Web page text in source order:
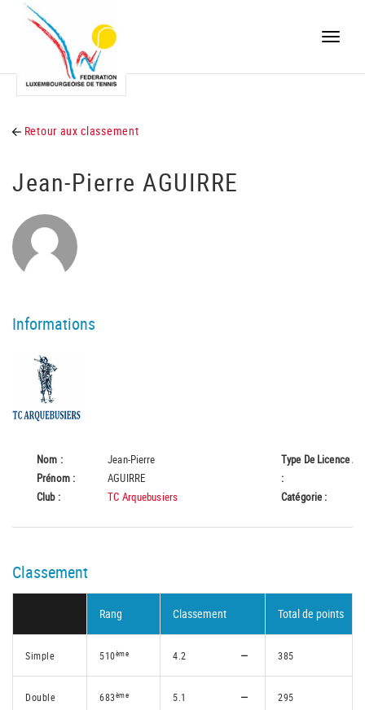
Toggle
Retour aux classement
Jean-Pierre AGUIRRE
Informations
Nom :
Jean-Pierre
Prénom :
AGUIRRE
Club :
TC Arquebusiers
Type De Licence
:
A
Catégorie :
Classement
Rang Classement Total de points
Simple 510ème 4.2 385
Double 683ème 5.1 295